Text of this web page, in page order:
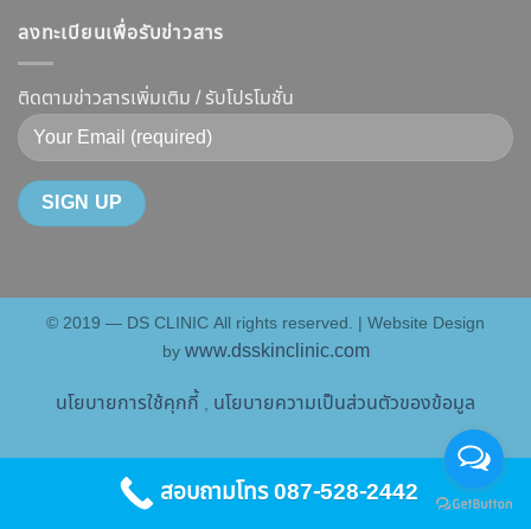
ดี
วิธี
นาน
ที่สุด
ผลลัพธ์
ต่าง
สมบูรณ์
สำหรับ
คน
อยาก
แบบ
ปลอดภัย
ลงทะเบียนเพื่อรับข่าวสาร
ติดตามข่าวสารเพิ่มเติม / รับโปรโมชั่น
© 2019 — DS CLINIC All rights reserved. | Website Design
bywww.dsskinclinic.com
นโยบายการใช้คุกกี้ , นโยบายความเป็นส่วนตัวของข้อมูล
สอบถามโทร 087-528-2442